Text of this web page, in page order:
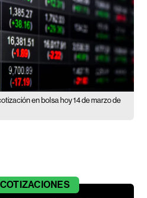
en bolsa hoy 14 de marzo de
COTIZACIONES